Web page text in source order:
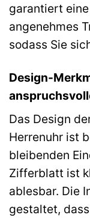
garantiert
angenehmes
sodass Sie
Design-
Das Design
Herrenuhr ist
bleibenden
Zifferblatt ist
ablesbar. Die
gestaltet,